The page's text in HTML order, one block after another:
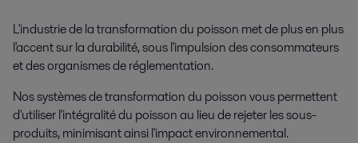
L'industrie de la transformation du poisson met de plus en plus
l'accent sur la durabilité, sous l'impulsion des consommateurs
et des organismes de réglementation.
Nos systèmes de transformation du poisson vous permettent
d'utiliser l'intégralité du poisson au lieu de rejeter les sous-
produits, minimisant ainsi l'impact environnemental.